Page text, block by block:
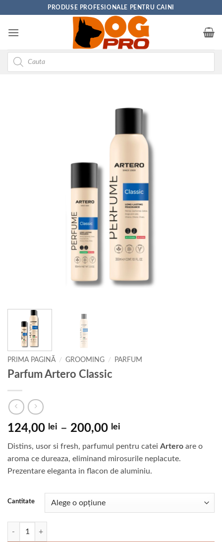
content
PRODUSE PROFESIONALE PENTRU CAINI
Products
search
PRIMA PAGINĂ / GROOMING / PARFUM
Parfum Artero Classic
124,00 lei – 200,00 lei
prețuri:
124,00 lei
până
Distins, usor si fresh, parfumul pentru catei Artero are o
aroma ce dureaza, eliminand mirosurile neplacute.
Prezentare eleganta in flacon de aluminiu.
Cantitate
Cantitate Parfum Artero Classic